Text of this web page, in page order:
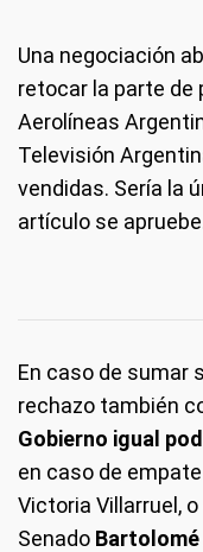
Una negociación
retocar la parte de
Aerolíneas
Televisión
vendidas. Sería la
artículo se
En caso de sumar
rechazo también
Gobierno igual
en caso de
Victoria Villarruel,
Senado